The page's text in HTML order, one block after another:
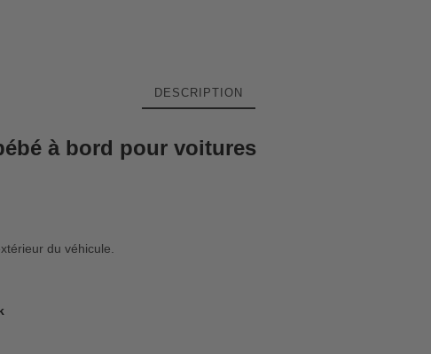
DESCRIPTION
à bord pour voitures
du véhicule.